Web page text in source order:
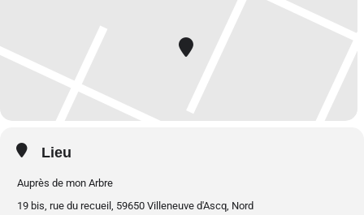
votre équilibre intérieur. Loin des distractions et des sollicitations du
Lieu
Auprès de mon Arbre
19 bis, rue du recueil, 59650 Villeneuve d'Ascq, Nord